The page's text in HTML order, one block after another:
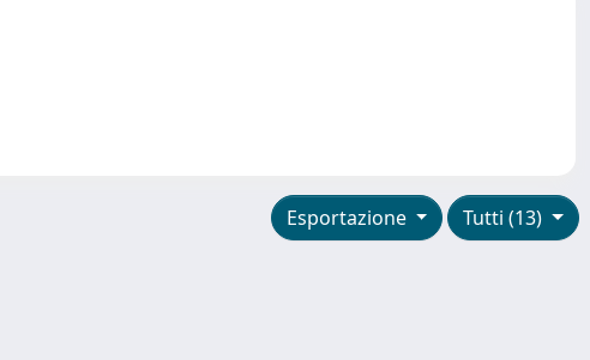
Tutti (13)
Esportazione